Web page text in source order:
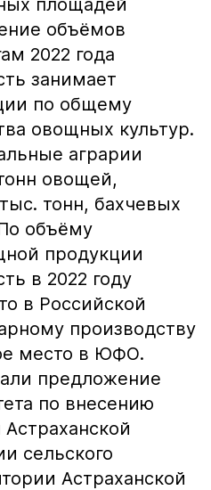
площадей
объёмов
2022 года
занимает
по общему
овощных культур.
аграрии
овощей,
тонн, бахчевых
объёму
продукции
в 2022 году
в Российской
производству
место в ЮФО.
предложение
по внесению
сельского
Астраханской